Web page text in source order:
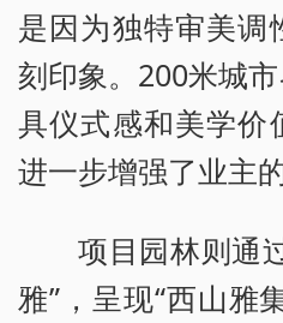
是因为独特审美调
刻印象。200米城
具仪式感和美学价
进一步增强了业主
项目园林则通
雅”，呈现“西山雅